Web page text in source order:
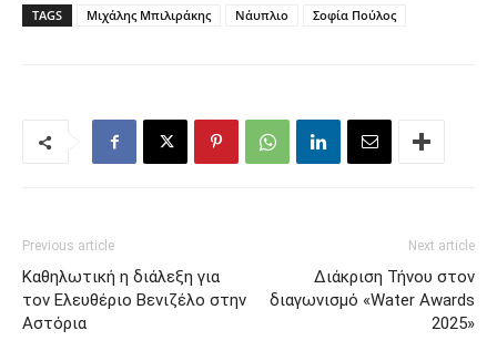
TAGS Μιχάλης Μπιλιράκης Νάυπλιο Σοφία Πούλος
Previous article
Καθηλωτική η διάλεξη για
τον Ελευθέριο Βενιζέλο στην
Αστόρια
Next article
Διάκριση Τήνου στον
διαγωνισμό «Water Awards
2025»